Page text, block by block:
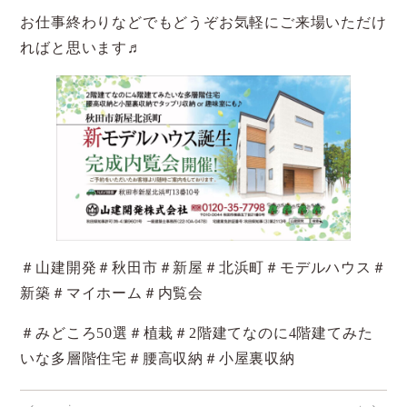
お仕事終わりなどでもどうぞお気軽にご来場いただけ
ればと思います♬
＃山建開発＃秋田市＃新屋＃北浜町＃モデルハウス＃
新築＃マイホーム＃内覧会
＃みどころ50選＃植栽＃2階建てなのに4階建てみた
いな多層階住宅＃腰高収納＃小屋裏収納